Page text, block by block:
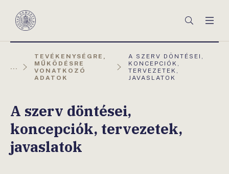
Magyar
Keresés
...
TEVÉKENYSÉGRE,
MŰKÖDÉSRE
VONATKOZÓ
ADATOK
AKTUÁLIS
OLDAL:
A SZERV DÖNTÉSEI,
KONCEPCIÓK,
TERVEZETEK,
JAVASLATOK
A szerv döntései,
koncepciók, tervezetek,
javaslatok